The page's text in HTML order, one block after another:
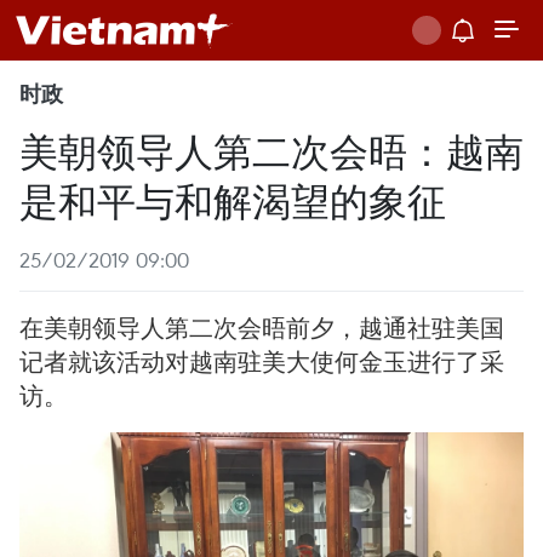
时政
美朝领导人第二次会晤：越南
是和平与和解渴望的象征
25/02/2019 09:00
在美朝领导人第二次会晤前夕，越通社驻美国
记者就该活动对越南驻美大使何金玉进行了采
访。